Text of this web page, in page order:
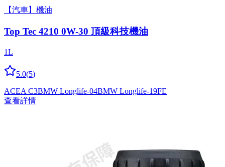
【汽車】機油
Top Tec 4210 0W-30 頂級科技機油
1L
5.0(5)
ACEA C3BMW Longlife-04BMW Longlife-19FE
查看詳情